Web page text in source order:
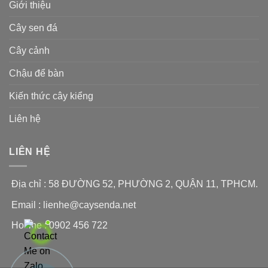
Giới thiệu
Cây sen đá
Cây cảnh
Chậu để bàn
Kiến thức cây kiểng
Liên hệ
LIÊN HỆ
Địa chỉ : 58 ĐƯỜNG 52, PHƯỜNG 2, QUẬN 11, TPHCM.
Email : lienhe@caysenda.net
Hotline : 0902 456 722